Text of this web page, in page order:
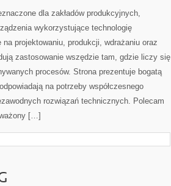
ŚWIATA
dla zakładów produkcyjnych,
wykorzystujące technologię
projektowaniu, produkcji, wdrażaniu oraz
zastosowanie wszędzie tam, gdzie liczy się
procesów. Strona prezentuje bogatą
na potrzeby współczesnego
rozwiązań technicznych. Polecam
[…]